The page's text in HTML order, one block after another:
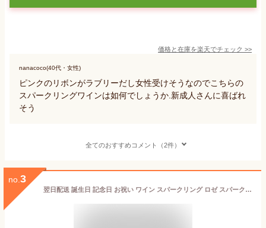
価格と在庫を楽天でチェック >>
nanacoco(40代・女性)
ピンクのリボンがラブリーだし女性受けそうなのでこちらの
スパークリングワインは如何でしょうか.新成人さんに喜ばれ
そう
全てのおすすめコメント（2件）
no. 3
翌日配送 誕生日 記念日 お祝い ワイン スパークリング ロゼ スパークリング ワイン 人気 ギフト おしゃれ フランス クレマン・ド・ボルドー ロゼ 辛口 750ml エリタージュ ワインギフト ワインセット 退職祝い プレゼント 内祝い 誕生日 お母さん 妻 女性 夫婦 退職祝い